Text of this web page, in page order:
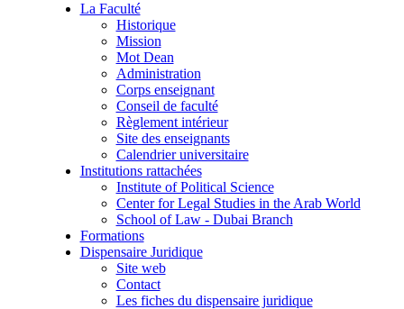
La Faculté
Historique
Mission
Mot Dean
Administration
Corps enseignant
Conseil de faculté
Règlement intérieur
Site des enseignants
Calendrier universitaire
Institutions rattachées
Institute of Political Science
Center for Legal Studies in the Arab World
School of Law - Dubai Branch
Formations
Dispensaire Juridique
Site web
Contact
Les fiches du dispensaire juridique